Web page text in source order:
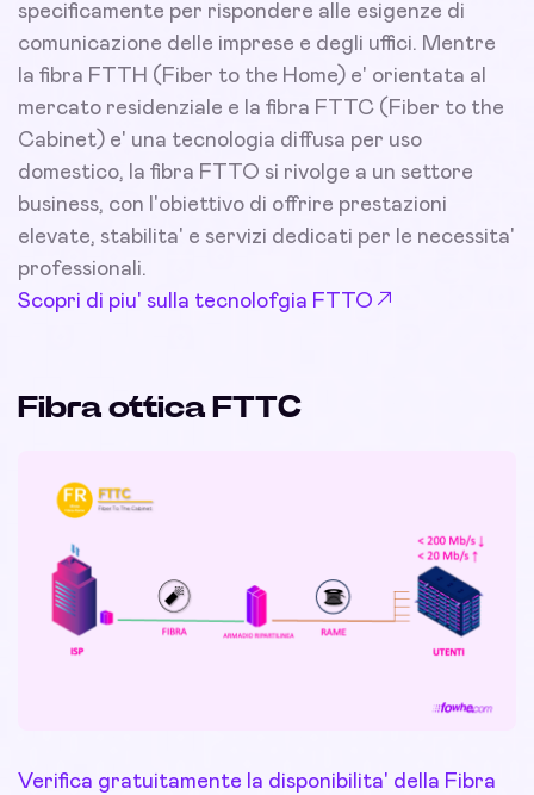
specificamente per rispondere alle esigenze di
comunicazione delle imprese e degli uffici. Mentre
la fibra FTTH (Fiber to the Home) e' orientata al
mercato residenziale e la fibra FTTC (Fiber to the
Cabinet) e' una tecnologia diffusa per uso
domestico, la fibra FTTO si rivolge a un settore
business, con l'obiettivo di offrire prestazioni
elevate, stabilita' e servizi dedicati per le necessita'
professionali.
Scopri di piu' sulla tecnolofgia FTTO
Fibra ottica FTTC
Verifica gratuitamente la disponibilita' della Fibra